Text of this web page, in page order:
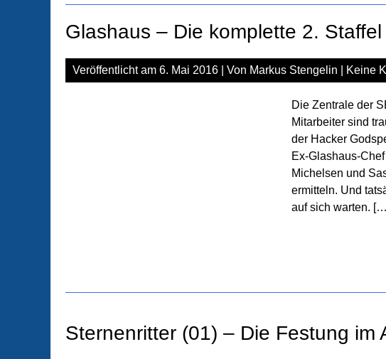
Glashaus – Die komplette 2. Staffel
Veröffentlicht am 6. Mai 2016 | Von Markus Stengelin Keine
Die Zentrale der
Mitarbeiter sind
der Hacker
Ex-Glashaus-
Michelsen und
ermitteln. Und
auf sich warten.
Sternenritter (01) – Die Festung im